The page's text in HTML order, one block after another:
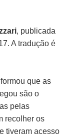
, publicada
A tradução é
que as
são o
pelas
recolher os
tiveram acesso